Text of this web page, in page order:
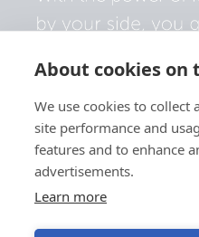
About cookies on
We use cookies to
site performance and
features and to enhance
advertisements.
Learn more